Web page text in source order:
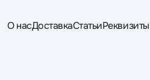
О насДоставкаСтатьиРеквизиты